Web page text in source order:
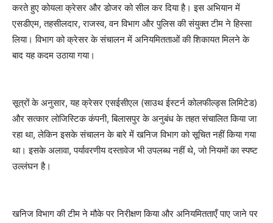
करते हुए कोयला क्रेसर और डोजर को सील कर दिया है। इस अभियान में
एसडीएम, तहसीलदार, राजस्व, वन विभाग और पुलिस की संयुक्त टीम ने हिस्सा
लिया। विभाग को क्रेसर के संचालन में अनियमितताओं की शिकायत मिलने के
बाद यह कदम उठाया गया।
सूत्रों के अनुसार, यह क्रेसर एसईसीएल (साउथ ईस्टर्न कोलफील्ड्स लिमिटेड)
और सत्कार लोजिस्टिक कंपनी, बिलासपुर के अनुबंध के तहत संचालित किया जा
रहा था, लेकिन इसके संचालन के बारे में खनिज विभाग को सूचित नहीं किया गया
था। इसके अलावा, पर्यावरणीय दस्तावेज भी उपलब्ध नहीं थे, जो नियमों का स्पष्ट
उल्लंघन है।
खनिज विभाग की टीम ने मौके पर निरीक्षण किया और अनियमितताएँ पाए जाने पर